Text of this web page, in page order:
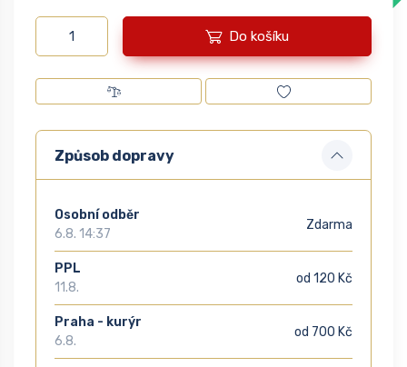
Do košíku
Způsob dopravy
Osobní odběr
6.8. 14:37
Zdarma
PPL
11.8.
od 120 Kč
Praha - kurýr
6.8.
od 700 Kč